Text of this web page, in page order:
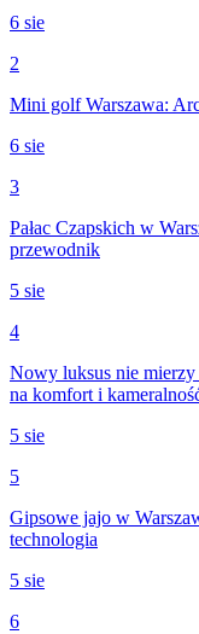
6 sie
2
Mini golf Warszawa:
6 sie
3
Pałac Czapskich w
przewodnik
5 sie
4
Nowy luksus nie mierzy
na komfort i
5 sie
5
Gipsowe jajo w
technologia
5 sie
6